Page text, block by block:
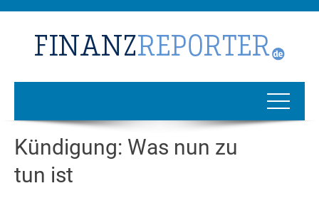
Kündigung: Was nun zu
tun ist